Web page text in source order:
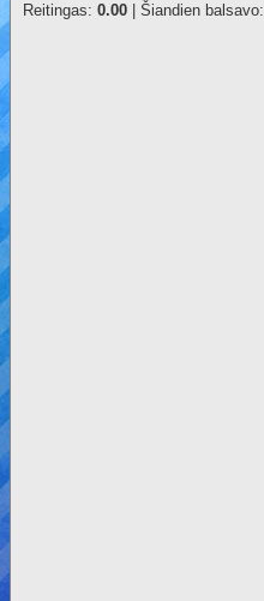
Reitingas: 0.00 | Šiandien balsavo: